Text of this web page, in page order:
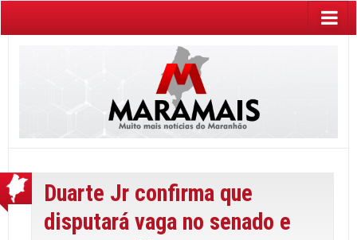
Duarte Jr confirma que
disputará vaga no senado e